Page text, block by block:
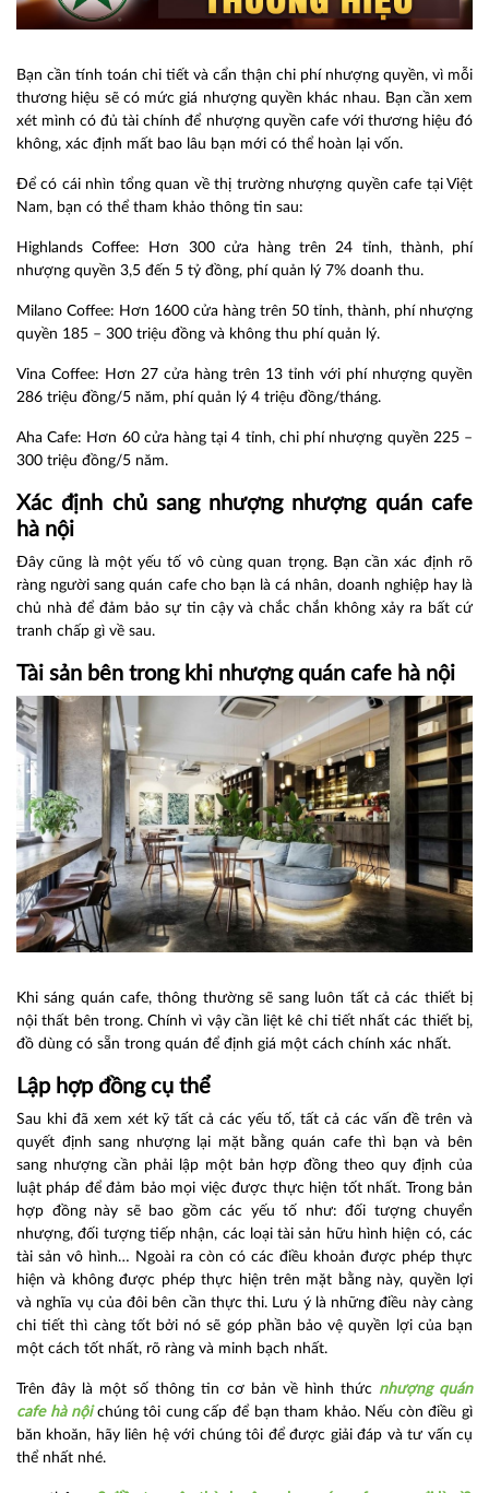
Bạn cần tính toán chi tiết và cẩn thận chi phí nhượng quyền, vì mỗi
thương hiệu sẽ có mức giá nhượng quyền khác nhau. Bạn cần xem
xét mình có đủ tài chính để nhượng quyền cafe với thương hiệu đó
không, xác định mất bao lâu bạn mới có thể hoàn lại vốn.
Để có cái nhìn tổng quan về thị trường nhượng quyền cafe tại Việt
Nam, bạn có thể tham khảo thông tin sau:
Highlands Coffee: Hơn 300 cửa hàng trên 24 tỉnh, thành, phí
nhượng quyền 3,5 đến 5 tỷ đồng, phí quản lý 7% doanh thu.
Milano Coffee: Hơn 1600 cửa hàng trên 50 tỉnh, thành, phí nhượng
quyền 185 – 300 triệu đồng và không thu phí quản lý.
Vina Coffee: Hơn 27 cửa hàng trên 13 tỉnh với phí nhượng quyền
286 triệu đồng/5 năm, phí quản lý 4 triệu đồng/tháng.
Aha Cafe: Hơn 60 cửa hàng tại 4 tỉnh, chi phí nhượng quyền 225 –
300 triệu đồng/5 năm.
Xác định chủ sang nhượng nhượng quán cafe
hà nội
Đây cũng là một yếu tố vô cùng quan trọng. Bạn cần xác định rõ
ràng người sang quán cafe cho bạn là cá nhân, doanh nghiệp hay là
chủ nhà để đảm bảo sự tin cậy và chắc chắn không xảy ra bất cứ
tranh chấp gì về sau.
Tài sản bên trong khi nhượng quán cafe hà nội
Khi sáng quán cafe, thông thường sẽ sang luôn tất cả các thiết bị
nội thất bên trong. Chính vì vậy cần liệt kê chi tiết nhất các thiết bị,
đồ dùng có sẵn trong quán để định giá một cách chính xác nhất.
Lập hợp đồng cụ thể
Sau khi đã xem xét kỹ tất cả các yếu tố, tất cả các vấn đề trên và
quyết định sang nhượng lại mặt bằng quán cafe thì bạn và bên
sang nhượng cần phải lập một bản hợp đồng theo quy định của
luật pháp để đảm bảo mọi việc được thực hiện tốt nhất. Trong bản
hợp đồng này sẽ bao gồm các yếu tố như: đối tượng chuyển
nhượng, đối tượng tiếp nhận, các loại tài sản hữu hình hiện có, các
tài sản vô hình… Ngoài ra còn có các điều khoản được phép thực
hiện và không được phép thực hiện trên mặt bằng này, quyền lợi
và nghĩa vụ của đôi bên cần thực thi. Lưu ý là những điều này càng
chi tiết thì càng tốt bởi nó sẽ góp phần bảo vệ quyền lợi của bạn
một cách tốt nhất, rõ ràng và minh bạch nhất.
Trên đây là một số thông tin cơ bản về hình thức nhượng quán
cafe hà nộichúng tôi cung cấp để bạn tham khảo. Nếu còn điều gì
băn khoăn, hãy liên hệ với chúng tôi để được giải đáp và tư vấn cụ
thể nhất nhé.